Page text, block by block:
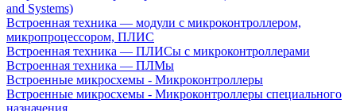
and Systems)
Встроенная техника — модули с микроконтроллером,
микропроцессором, ПЛИС
Встроенная техника — ПЛИСы с микроконтроллерами
Встроенная техника — ПЛМы
Встроенные микросхемы - Микроконтроллеры
Встроенные микросхемы - Микроконтроллеры специального
назначения